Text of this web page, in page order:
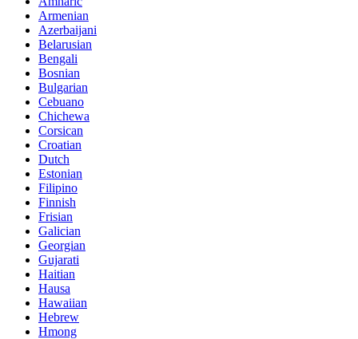
Armenian
Azerbaijani
Belarusian
Bengali
Bosnian
Bulgarian
Cebuano
Chichewa
Corsican
Croatian
Dutch
Estonian
Filipino
Finnish
Frisian
Galician
Georgian
Gujarati
Haitian
Hausa
Hawaiian
Hebrew
Hmong